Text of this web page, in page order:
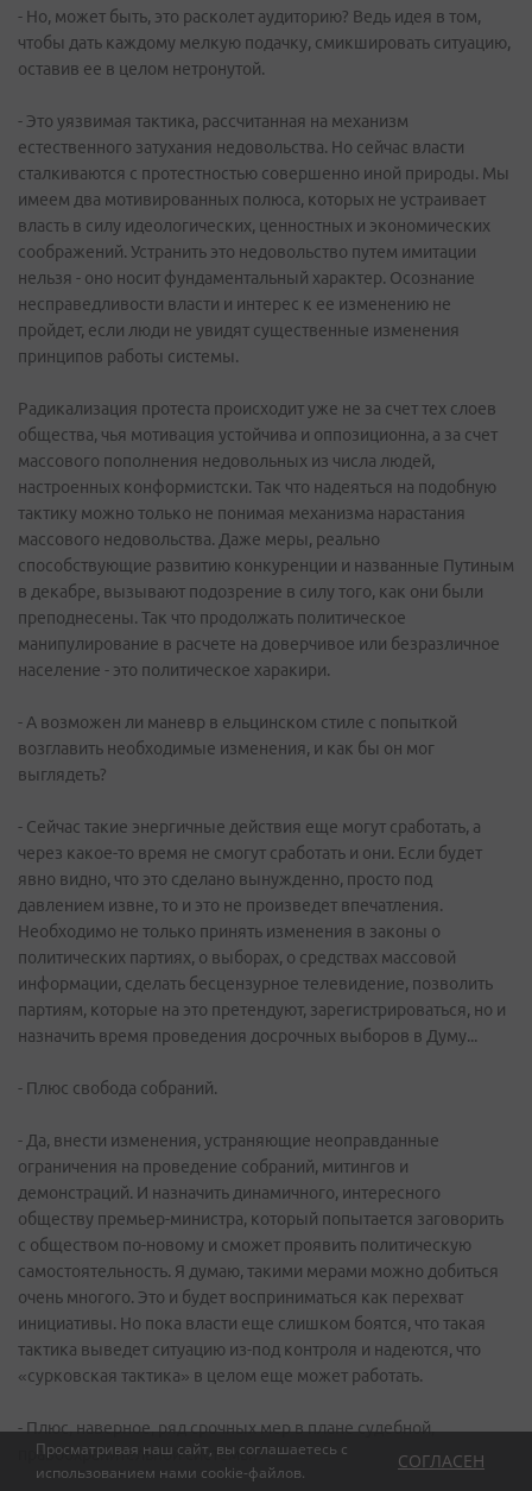
Просматривая наш сайт, вы соглашаетесь с
использованием нами cookie-файлов.
СОГЛАСЕН
- Но, может быть, это расколет аудиторию? Ведь идея в том,
чтобы дать каждому мелкую подачку, смикшировать ситуацию,
оставив ее в целом нетронутой.
- Это уязвимая тактика, рассчитанная на механизм
естественного затухания недовольства. Но сейчас власти
сталкиваются с протестностью совершенно иной природы. Мы
имеем два мотивированных полюса, которых не устраивает
власть в силу идеологических, ценностных и экономических
соображений. Устранить это недовольство путем имитации
нельзя - оно носит фундаментальный характер. Осознание
несправедливости власти и интерес к ее изменению не
пройдет, если люди не увидят существенные изменения
принципов работы системы.
Радикализация протеста происходит уже не за счет тех слоев
общества, чья мотивация устойчива и оппозиционна, а за счет
массового пополнения недовольных из числа людей,
настроенных конформистски. Так что надеяться на подобную
тактику можно только не понимая механизма нарастания
массового недовольства. Даже меры, реально
способствующие развитию конкуренции и названные Путиным
в декабре, вызывают подозрение в силу того, как они были
преподнесены. Так что продолжать политическое
манипулирование в расчете на доверчивое или безразличное
население - это политическое харакири.
- А возможен ли маневр в ельцинском стиле с попыткой
возглавить необходимые изменения, и как бы он мог
выглядеть?
- Сейчас такие энергичные действия еще могут сработать, а
через какое-то время не смогут сработать и они. Если будет
явно видно, что это сделано вынужденно, просто под
давлением извне, то и это не произведет впечатления.
Необходимо не только принять изменения в законы о
политических партиях, о выборах, о средствах массовой
информации, сделать бесцензурное телевидение, позволить
партиям, которые на это претендуют, зарегистрироваться, но и
назначить время проведения досрочных выборов в Думу...
- Плюс свобода собраний.
- Да, внести изменения, устраняющие неоправданные
ограничения на проведение собраний, митингов и
демонстраций. И назначить динамичного, интересного
обществу премьер-министра, который попытается заговорить
с обществом по-новому и сможет проявить политическую
самостоятельность. Я думаю, такими мерами можно добиться
очень многого. Это и будет восприниматься как перехват
инициативы. Но пока власти еще слишком боятся, что такая
тактика выведет ситуацию из-под контроля и надеются, что
«сурковская тактика» в целом еще может работать.
- Плюс, наверное, ряд срочных мер в плане судебной,
правоохранительной системы.